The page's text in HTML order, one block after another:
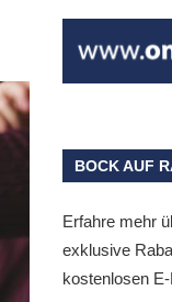
BOCK AUF
Erfahre mehr
exklusive
kostenlosen